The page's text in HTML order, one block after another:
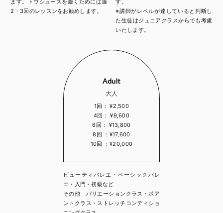
ます。トウシューズを履くためには週
2・3回のレッスンをお勧めします。
す。
※講師がレベルが達していると判断し
た生徒はジュニアクラスからでも考慮
いたします。
Adult
大人
1回： ¥2,500
4回： ¥9,600
6回： ¥13,800
8回 ：¥17,600
10回 ：¥20,000
ビューティバレエ・ベーシックバレ
エ・入門・初級など
その他 バリエーションクラス・ポア
ントクラス・ストレッチコンディショ